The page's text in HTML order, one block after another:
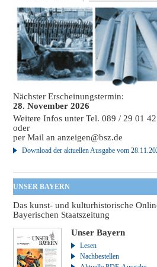
Nächster Erscheinungstermin:
28. November 2026
Weitere Infos unter Tel. 089 / 29 01
oder
per Mail ananzeigen@bsz.de
Download der aktuellen Ausgabe vom
UNSER BAYERN
Das kunst- und kulturhistorische
Bayerischen Staatszeitung
Unser Bayern
Lesen
Nachbestellen